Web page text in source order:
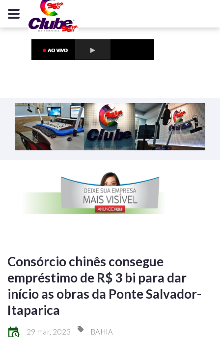
Consórcio chinês consegue
empréstimo de R$ 3 bi para dar
início as obras da Ponte Salvador-
Itaparica
29 mar, 2023 BAHIA